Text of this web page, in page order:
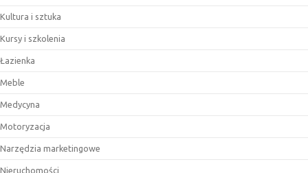
Kultura i sztuka
Kursy i szkolenia
Łazienka
Meble
Medycyna
Motoryzacja
Narzędzia marketingowe
Nieruchomości